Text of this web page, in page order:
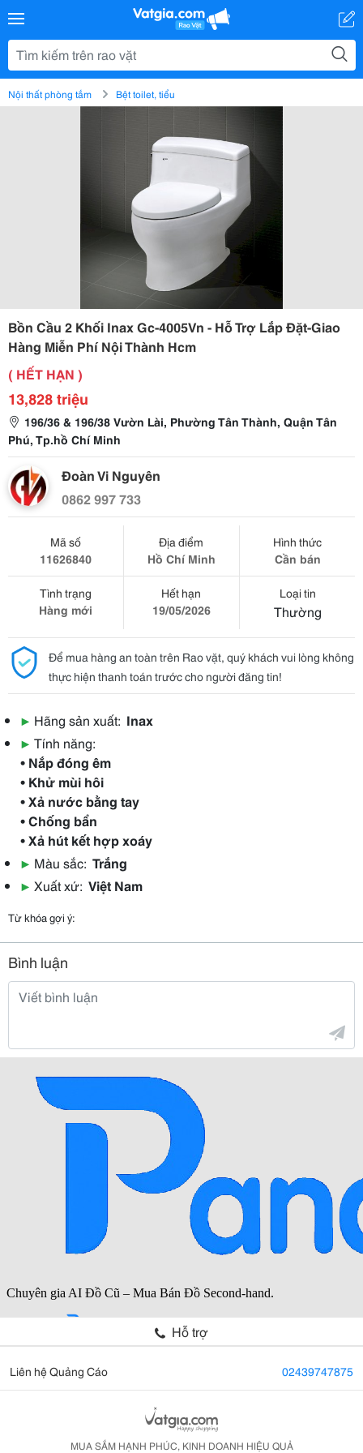
Nội thất phòng tắm Bệt toilet, tiểu
Bồn Cầu 2 Khối Inax Gc-4005Vn - Hỗ Trợ Lắp Đặt-Giao
Hàng Miễn Phí Nội Thành Hcm
( HẾT HẠN )
13,828 triệu
196/36 & 196/38 Vườn Lài, Phường Tân Thành, Quận Tân
Phú, Tp.hồ Chí Minh
Đoàn Vi Nguyên
0862 997 733
Mã số
11626840
Địa điểm
Hồ Chí Minh
Hình thức
Cần bán
Tình trạng
Hàng mới
Hết hạn
19/05/2026
Loại tin
Thường
Để mua hàng an toàn trên Rao vặt, quý khách vui lòng không
thực hiện thanh toán trước cho người đăng tin!
▶ Hãng sản xuất: Inax
▶ Tính năng:
• Nắp đóng êm
• Khử mùi hôi
• Xả nước bằng tay
• Chống bẩn
• Xả hút kết hợp xoáy
▶ Màu sắc: Trắng
▶ Xuất xứ: Việt Nam
Từ khóa gợi ý:
Bình luận
Hỗ trợ
Liên hệ Quảng Cáo 02439747875
MUA SẮM HẠNH PHÚC, KINH DOANH HIỆU QUẢ